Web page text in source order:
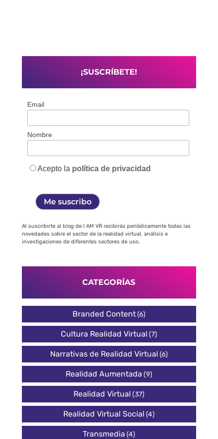
¡SUSCRÍBETE!
Email
Nombre
Acepto la política de privacidad
Al suscribirte al blog de I AM VR recibirás periódicamente todas las
novedades sobre el sector de la realidad virtual, análisis e
investigaciones de diferentes sectores de uso.
CATEGORÍAS
Branded Content(6)
Cultura Realidad Virtual (7)
Narrativas de Realidad Virtual (6)
Realidad Aumentada (9)
Realidad Virtual (37)
Realidad Virtual Social (4)
Transmedia (4)